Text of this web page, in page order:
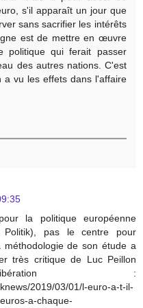
s'il apparaît un jour que
sans sacrifier les intérêts
est de mettre en œuvre
politique qui ferait passer
des autres nations. C'est
vu les effets dans l'affaire
la politique européenne
Politik), pas le centre pour
méthodologie de son étude a
très critique de Luc Peillon
:
2019/03/01/l-euro-a-t-il-
a-chaque-